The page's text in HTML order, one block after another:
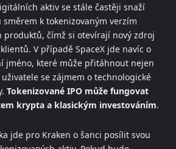
aktiv se stále častěji snaží
k tokenizovaným verzím
čímž si otevírají nový zdroj
V případě SpaceX jde navíc o
jméno, které může přitáhnout nejen
se zájmem o technologické
Tokenizované IPO může fungovat
krypta a klasickým investováním.
jde pro Kraken o šanci posílit svou